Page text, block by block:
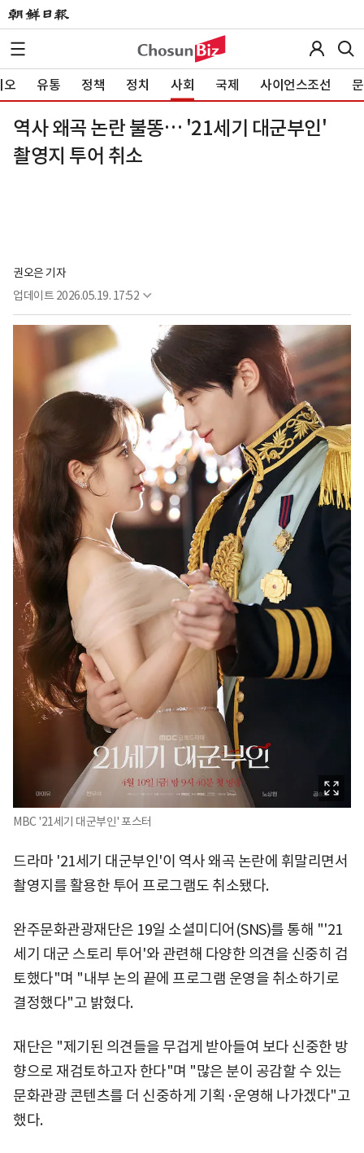
오 유통 정책 정치 사회 국제 사이언스조선
역사 왜곡 논란 불똥… '21세기 대군부인'
촬영지 투어 취소
권오은 기자
업데이트 2026.05.19. 17:52
MBC '21세기 대군부인' 포스터
드라마 '21세기 대군부인'이 역사 왜곡 논란에 휘말리면서
촬영지를 활용한 투어 프로그램도 취소됐다.
완주문화관광재단은 19일 소셜미디어(SNS)를 통해 "'21
세기 대군 스토리 투어'와 관련해 다양한 의견을 신중히 검
토했다"며 "내부 논의 끝에 프로그램 운영을 취소하기로
결정했다"고 밝혔다.
재단은 "제기된 의견들을 무겁게 받아들여 보다 신중한 방
향으로 재검토하고자 한다"며 "많은 분이 공감할 수 있는
문화관광 콘텐츠를 더 신중하게 기획·운영해 나가겠다"고
했다.